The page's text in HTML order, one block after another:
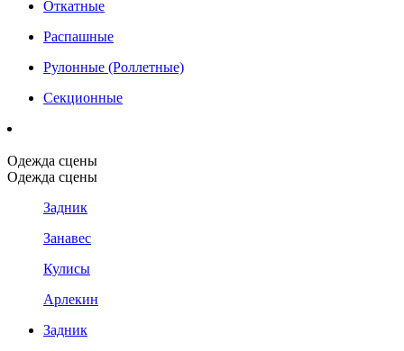
Откатные
Распашные
Рулонные (Роллетные)
Секционные
Одежда сцены
Одежда сцены
Задник
Занавес
Кулисы
Арлекин
Задник